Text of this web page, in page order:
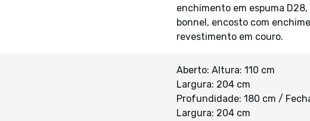
enchimento em espuma
bonnel, encosto com
revestimento em couro.
Aberto: Altura: 110 cm
Largura: 204 cm
Profundidade: 180 cm /
Largura: 204 cm